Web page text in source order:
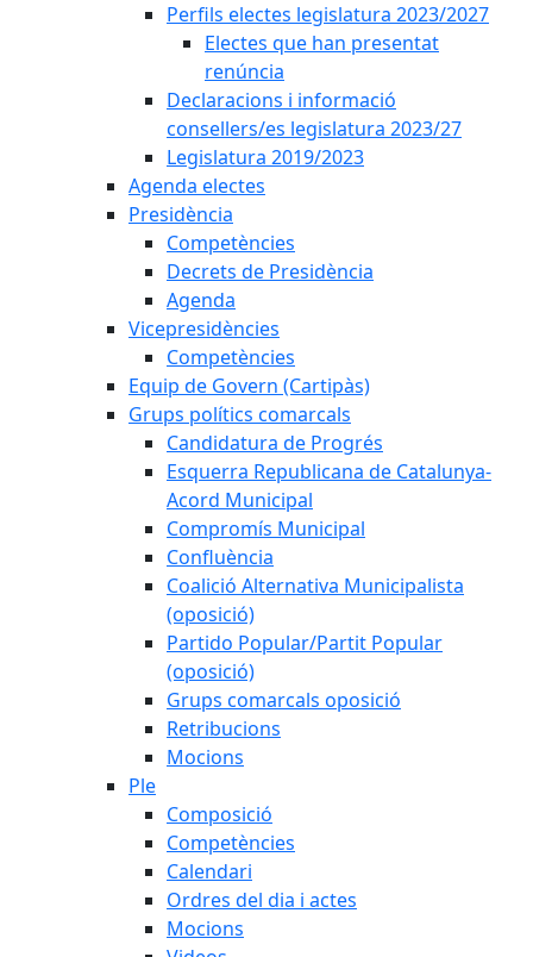
Perfils electes legislatura 2023/2027
Electes que han presentat
renúncia
Declaracions i informació
consellers/es legislatura 2023/27
Legislatura 2019/2023
Agenda electes
Presidència
Competències
Decrets de Presidència
Agenda
Vicepresidències
Competències
Equip de Govern (Cartipàs)
Grups polítics comarcals
Candidatura de Progrés
Esquerra Republicana de Catalunya-
Acord Municipal
Compromís Municipal
Confluència
Coalició Alternativa Municipalista
(oposició)
Partido Popular/Partit Popular
(oposició)
Grups comarcals oposició
Retribucions
Mocions
Ple
Composició
Competències
Calendari
Ordres del dia i actes
Mocions